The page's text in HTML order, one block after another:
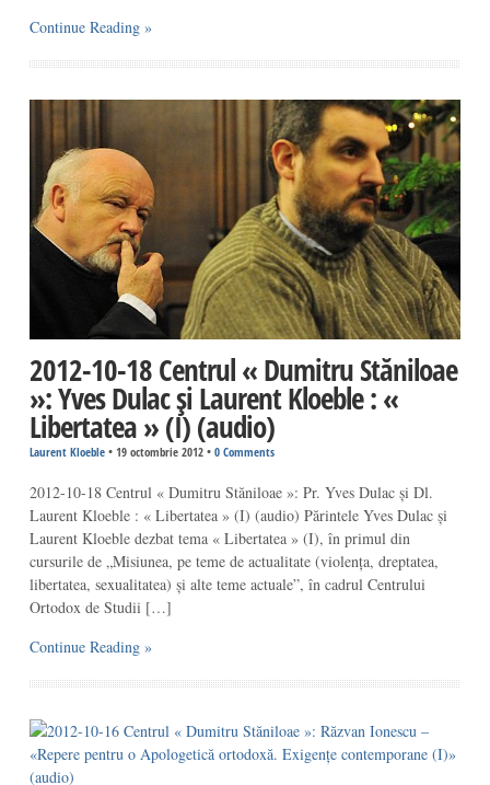
Continue Reading »
2012-10-18 Centrul « Dumitru Stăniloae
»: Yves Dulac și Laurent Kloeble : «
Libertatea » (I) (audio)
Laurent Kloeble• 19 octombrie 2012• 0 Comments
2012-10-18 Centrul « Dumitru Stăniloae »: Pr. Yves Dulac și Dl.
Laurent Kloeble : « Libertatea » (I) (audio) Părintele Yves Dulac și
Laurent Kloeble dezbat tema « Libertatea » (I), în primul din
cursurile de „Misiunea, pe teme de actualitate (violența, dreptatea,
libertatea, sexualitatea) și alte teme actuale”, în cadrul Centrului
Ortodox de Studii […]
Continue Reading »